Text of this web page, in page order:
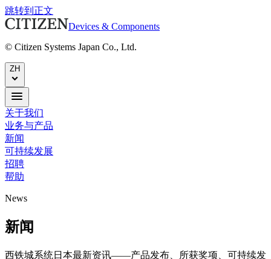
跳转到正文
Devices & Components
© Citizen Systems Japan Co., Ltd.
ZH
关于我们
业务与产品
新闻
可持续发展
招聘
帮助
News
新闻
西铁城系统日本最新资讯——产品发布、所获奖项、可持续发